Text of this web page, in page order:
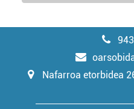
Nafarroa etorbidea